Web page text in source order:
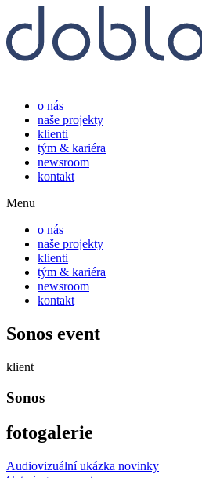
o nás
naše projekty
klienti
tým & kariéra
newsroom
kontakt
Menu
o nás
naše projekty
klienti
tým & kariéra
newsroom
kontakt
Sonos event
klient
Sonos
fotogalerie
Audiovizuální ukázka novinky